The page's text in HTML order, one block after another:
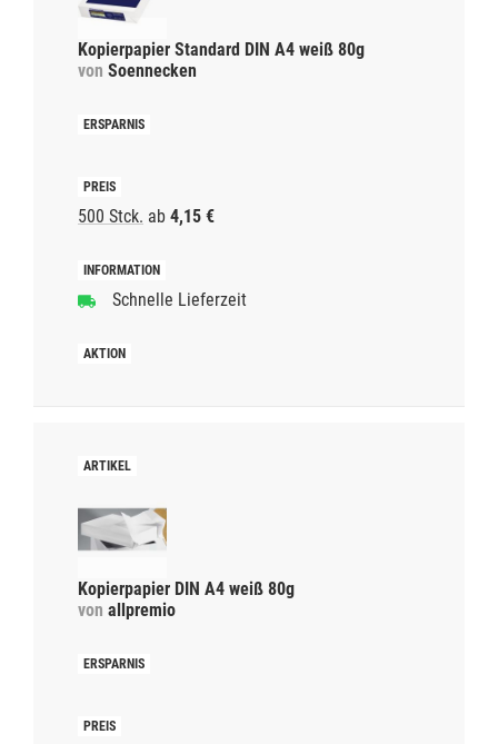
Kopierpapier Standard DIN A4 weiß 80g
von Soennecken
500 Stck. ab 4,15 €
Schnelle Lieferzeit
Kopierpapier DIN A4 weiß 80g
von allpremio